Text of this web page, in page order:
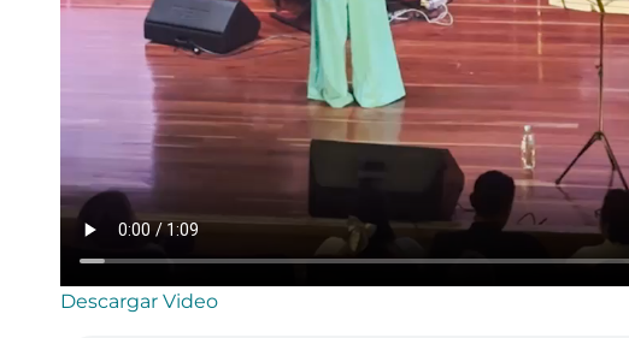
Descargar Video